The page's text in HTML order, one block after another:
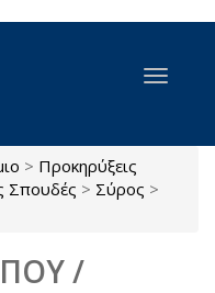
Toggle
> Προκηρύξεις
Σπουδές > Σύρος >
/